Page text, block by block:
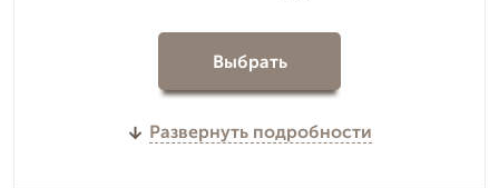
Выбрать
Развернуть подробности